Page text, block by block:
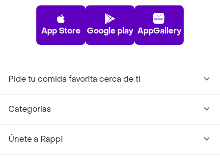
App Store Google play AppGallery
Pide tu comida favorita cerca de ti
Categorías
Únete a Rappi